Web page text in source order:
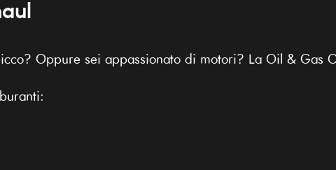
Oppure sei appassionato di motori? La Oil & Gas